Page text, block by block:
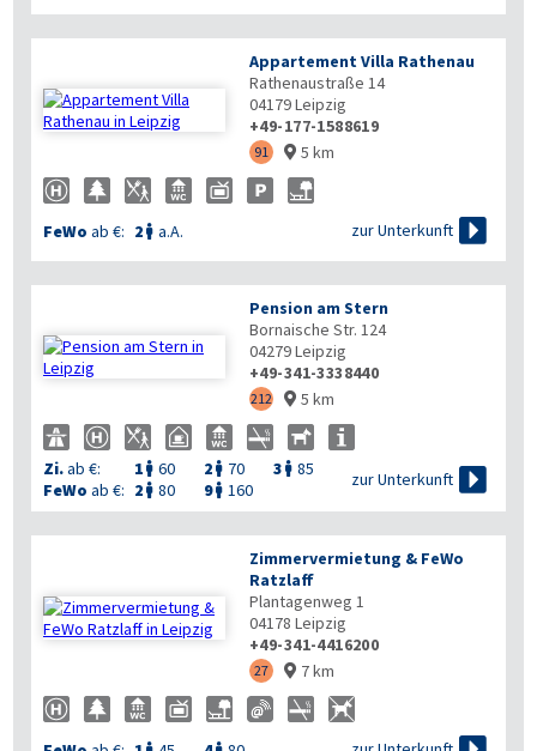
Appartement Villa Rathenau
Rathenaustraße 14
04179Leipzig
+49-177-1588619
91  5 km
FeWo ab €: 2  a.A. zur Unterkunft 
Pension am Stern
Bornaische Str. 124
04279Leipzig
+49-341-3338440
212  5 km
Zi.ab €: 1  60 2  70 3  85
FeWo ab €: 2  80 9 160
zur Unterkunft 
Zimmervermietung & FeWo
Ratzlaff
Plantagenweg 1
04178 Leipzig
+49-341-4416200
27  7 km